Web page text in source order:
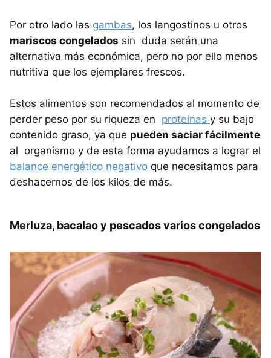
Por otro lado las gambas, los langostinos u otros
mariscos congelados sin duda serán una
alternativa más económica, pero no por ello menos
nutritiva que los ejemplares frescos.
Estos alimentos son recomendados al momento de
perder peso por su riqueza en proteínas y su bajo
contenido graso, ya que pueden saciar fácilmente
al organismo y de esta forma ayudarnos a lograr el
balance energético negativo que necesitamos para
deshacernos de los kilos de más.
Merluza, bacalao y pescados varios congelados